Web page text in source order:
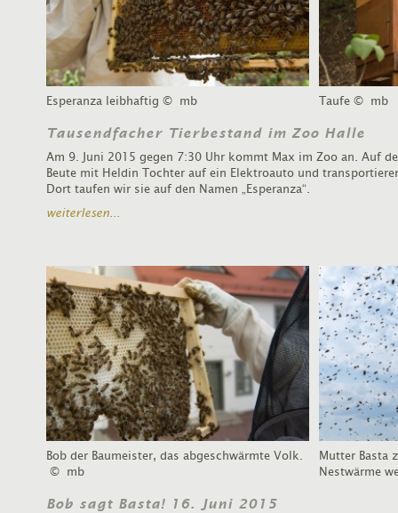
Esperanza leibhaftig © mb Taufe© mb
Tausendfacher Tierbestand im Zoo Halle
Am 9. Juni 2015 gegen 7:30 Uhr kommt Max im Zoo an. Auf
Beute mit Heldin Tochter auf ein Elektroauto und
Dort taufen wir sie auf den Namen „Esperanza“.
weiterlesen...
Bob der Baumeister, das abgeschwärmte Volk.
© mb
Mutter Basta
Nestwärme
Bob sagt Basta! 16. Juni 2015